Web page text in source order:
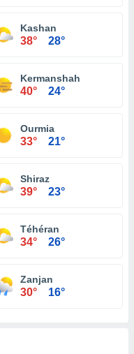
Kashan
38° 28°
Kermanshah
40° 24°
Ourmia
33° 21°
Shiraz
39° 23°
Téhéran
34° 26°
Zanjan
30° 16°